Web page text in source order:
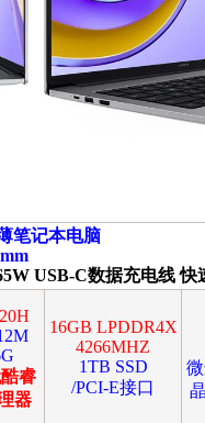
笔记本电脑
USB-C数据充电线
睿
器
16GB LPDDR4X
4266MHZ
1TB SSD
/PCI-E接口